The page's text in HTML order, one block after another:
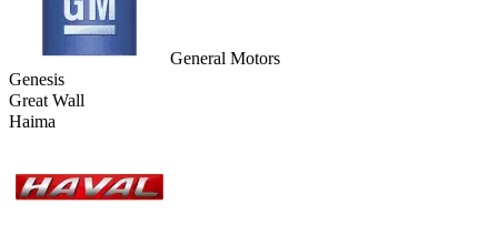
General Motors
Genesis
Great Wall
Haima